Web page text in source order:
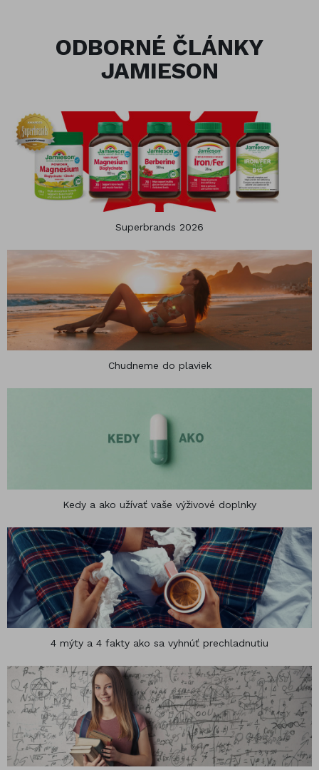
ODBORNÉ ČLÁNKY
JAMIESON
Superbrands 2026
Chudneme do plaviek
Kedy a ako užívať vaše výživové doplnky
4 mýty a 4 fakty ako sa vyhnúť prechladnutiu